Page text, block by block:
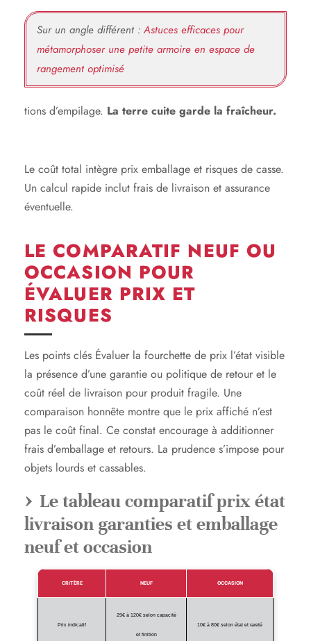
Sur un angle différent :Astuces efficaces pour
métamorphoser une petite armoire en espace de
rangement optimisé
tions d’empilage. La terre cuite garde la fraîcheur.
Le coût total intègre prix emballage et risques de casse.
Un calcul rapide inclut frais de livraison et assurance
éventuelle.
LE COMPARATIF NEUF OU
OCCASION POUR
ÉVALUER PRIX ET
RISQUES
Les points clés Évaluer la fourchette de prix l’état visible
la présence d’une garantie ou politique de retour et le
coût réel de livraison pour produit fragile. Une
comparaison honnête montre que le prix affiché n’est
pas le coût final. Ce constat encourage à additionner
frais d’emballage et retours. La prudence s’impose pour
objets lourds et cassables.
Le tableau comparatif prix état
livraison garanties et emballage
neuf et occasion
CRITÈRE NEUF OCCASION
Prix indicatif
29€ à 120€ selon capacité
et finition
10€ à 80€ selon état et rareté